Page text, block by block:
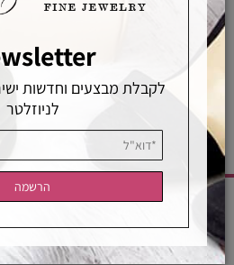
אחראיות בלעדית משלוחים
CATEGORIES
לקבלת מבצעים וחדשות
לניוזלטר